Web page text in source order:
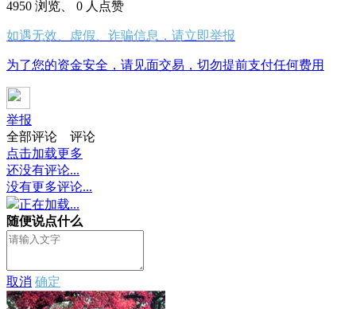
4950 浏览、 0 人点赞
如遇无效、虚假、诈骗信息，请立即举报
为了您的资金安全，请见面交易，切勿提前支付任何费用
举报
全部评论
评论
点击加载更多
还没有评论...
没有更多评论...
正在加载...
随便说点什么
取消 确定